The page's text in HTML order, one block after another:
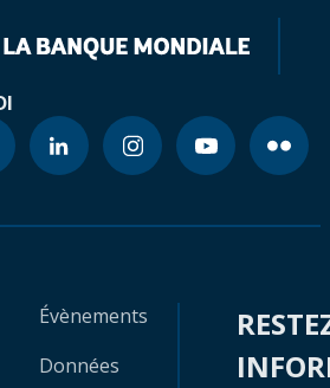
Évènements
Données